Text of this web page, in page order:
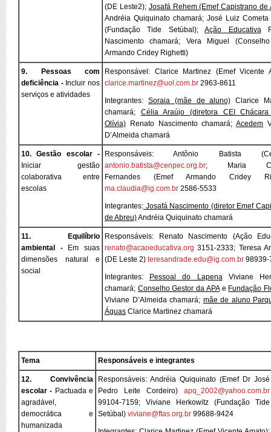
(DE Leste2); Josafá Rehem (Emef Capistrano de
Andréia Quiquinato chamará; José Luiz Cometa
(Fundação Tide Setúbal);Ação Educativa
Nascimento chamará; Vera Miguel
Armando Cridey Righetti)
9. Pessoas com
deficiência -Incluir nos
serviços e atividades
Responsável: Clarice Martinez (Emef Vicente
clarice.martinez@uol.com.br 2963-8611
Integrantes: Soraia (mãe de aluno) Clarice
chamará; Célia Araújo (diretora CEI
Olívia) Renato Nascimento chamará;Acedem
D’Almeida chamará
10. Gestão escolar -
Iniciar gestão
colaborativa entre
escolas
Responsáveis: Antônio Batista
antonio.batista@cenpec.org.br; Maria
Fernandes (Emef Armando Cridey
ma.claudia@ig.com.br 2586-5533
Integrantes: Josafá Nascimento (diretor Emef
de Abreu)Andréia Quiquinato chamará
11. Equilíbrio
ambiental -
Em suas
dimensões natural e
social
Responsáveis: Renato Nascimento (Ação
renato@acaoeducativa.org 3151-2333; Teresa
(DE Leste 2) teresandrade.edu@ig.com.br 98939-
Integrantes: Pessoal do LapenaViviane
chamará; Conselho Gestor da APAe Fundação
Viviane D’Almeida chamará; mãe de aluno
Águas Clarice Martinez chamará
Tema Responsáveis e integrantes
12. Convivência
escolar - Pactuada e
agradável,
democrática e
humanizada
Responsáveis: Andréia Quiquinato (Emef Dr José
Pedro Leite Cordeiro) apq_2002@yahoo.com.br
99104-7159; Viviane Herkowitz (Fundação Tide
Setúbal) viviane@ftas.org.br 99688-9424